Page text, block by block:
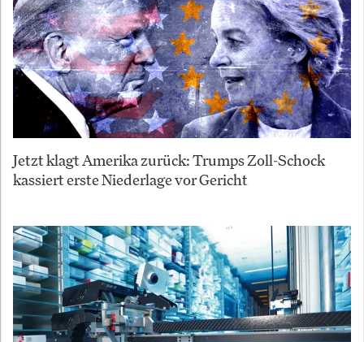
Jetzt klagt Amerika zurück: Trumps Zoll-Schock
kassiert erste Niederlage vor Gericht